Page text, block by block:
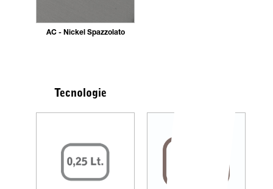
AC - Nickel Spazzolato
Tecnologie